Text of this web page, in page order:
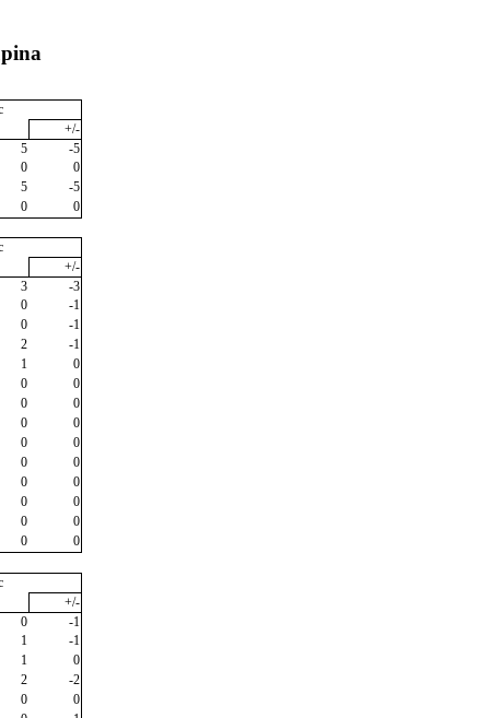
+/-
5
-5
0
0
5
-5
0
0
+/-
3
-3
0
-1
0
-1
2
-1
1
0
0
0
0
0
0
0
0
0
0
0
0
0
0
0
0
0
0
0
+/-
0
-1
1
-1
1
0
2
-2
0
0